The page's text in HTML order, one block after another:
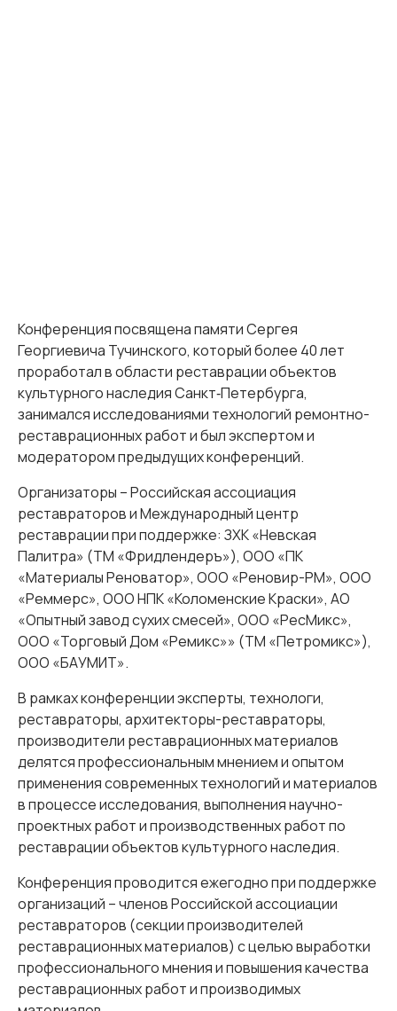
Конференция посвящена памяти Сергея
Георгиевича Тучинского, который более 40 лет
проработал в области реставрации объектов
культурного наследия Санкт‑Петербурга,
занимался исследованиями технологий ремонтно-
реставрационных работ и был экспертом и
модератором предыдущих конференций.
Организаторы – Российская ассоциация
реставраторов и Международный центр
реставрации при поддержке: ЗХК «Невская
Палитра» (ТМ «Фридлендеръ»), ООО «ПК
«Материалы Реноватор», ООО «Реновир-РМ», ООО
«Реммерс», ООО НПК «Коломенские Краски», АО
«Опытный завод сухих смесей», ООО «РесМикс»,
ООО «Торговый Дом «Ремикс»» (ТМ «Петромикс»),
ООО «БАУМИТ».
В рамках конференции эксперты, технологи,
реставраторы, архитекторы-реставраторы,
производители реставрационных материалов
делятся профессиональным мнением и опытом
применения современных технологий и материалов
в процессе исследования, выполнения научно-
проектных работ и производственных работ по
реставрации объектов культурного наследия.
Конференция проводится ежегодно при поддержке
организаций – членов Российской ассоциации
реставраторов (секции производителей
реставрационных материалов) с целью выработки
профессионального мнения и повышения качества
реставрационных работ и производимых